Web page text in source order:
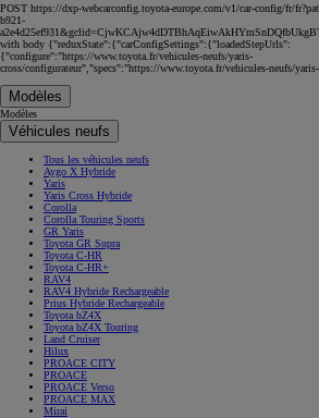
POST https://dxp-webcarconfig.toyota-europe.com/v1/car-config/fr/
b921-
with body {"reduxState":{"carConfigSettings":{"loadedStepUrls":
{"configure":"https://www.toyota.fr/vehicules-neufs/yaris-
cross/configurateur","specs":"https://www.toyota.fr/vehicules-neufs/
Modèles
Modèles
Véhicules neufs
Tous les véhicules neufs
Aygo X Hybride
Yaris
Yaris Cross Hybride
Corolla
Corolla Touring Sports
GR Yaris
Toyota GR Supra
Toyota C-HR
Toyota C-HR+
RAV4
RAV4 Hybride Rechargeable
Prius Hybride Rechargeable
Toyota bZ4X
Toyota bZ4X Touring
Land Cruiser
Hilux
PROACE CITY
PROACE
PROACE Verso
PROACE MAX
Mirai